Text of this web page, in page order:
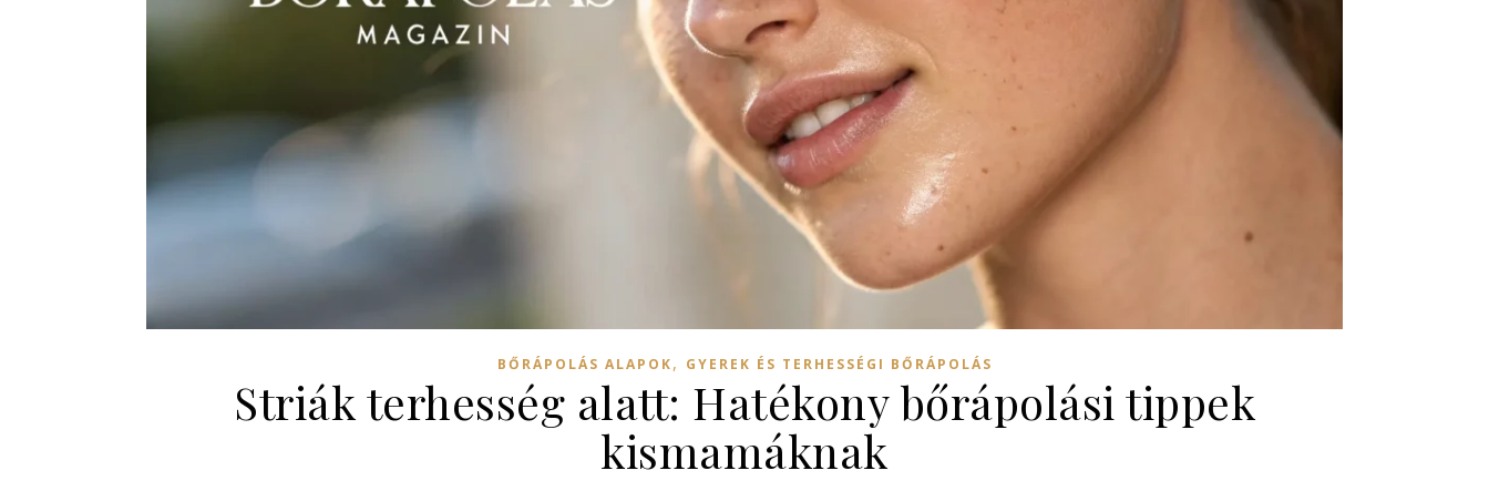
BŐRÁPOLÁS ALAPOK, GYEREK ÉS TERHESSÉGI BŐRÁPOLÁS
Striák terhesség alatt: Hatékony bőrápolási tippek
kismamáknak